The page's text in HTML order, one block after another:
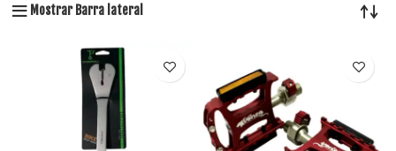
Mostrar Barra lateral